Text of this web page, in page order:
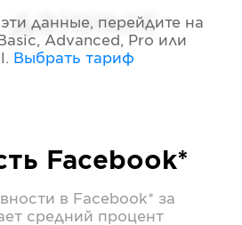
данных
данные, перейдите на
Advanced, Pro или
. Выбрать тариф
Facebook*
в Facebook* за
средний процент